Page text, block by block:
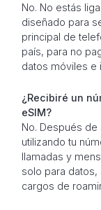
No. No estás
diseñado para
principal de
país, para no
datos móviles e
¿Recibiré un
eSIM?
No. Después de
utilizando tu
llamadas y
solo para
cargos de